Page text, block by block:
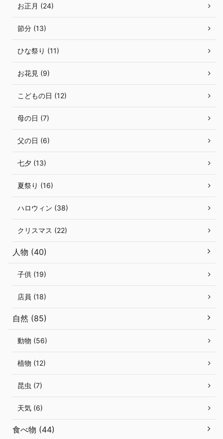
お正月 (24)
節分 (13)
ひな祭り (11)
お花見 (9)
こどもの日 (12)
母の日 (7)
父の日 (6)
七夕 (13)
夏祭り (16)
ハロウィン (38)
クリスマス (22)
人物 (40)
子供 (19)
店員 (18)
自然 (85)
動物 (56)
植物 (12)
昆虫 (7)
天気 (6)
食べ物 (44)